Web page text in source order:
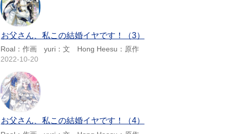
お父さん、私この結婚イヤです！（3）
Roal：作画 yuri：文 Hong Heesu：原作
2022-10-20
お父さん、私この結婚イヤです！（4）